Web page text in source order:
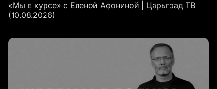
«Мы в курсе» с Еленой Афониной | Царьград ТВ
(10.08.2026)